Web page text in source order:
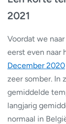
2021
Voordat we
eerst even naar
December 2020
zeer somber. In
gemiddelde
langjarig
normaal in